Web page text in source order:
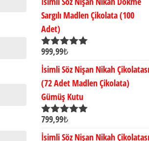
Sargılı Madlen Çikolata (100
Adet)
5 üzerinden
999,99₺
İsimli Söz Nişan Nikah Çikolatası
(72 Adet Madlen Çikolata)
Gümüş Kutu
5 üzerinden
799,99₺
İsimli Söz Nişan Nikah Çikolatası